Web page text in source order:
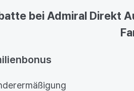
bei Admiral Direkt